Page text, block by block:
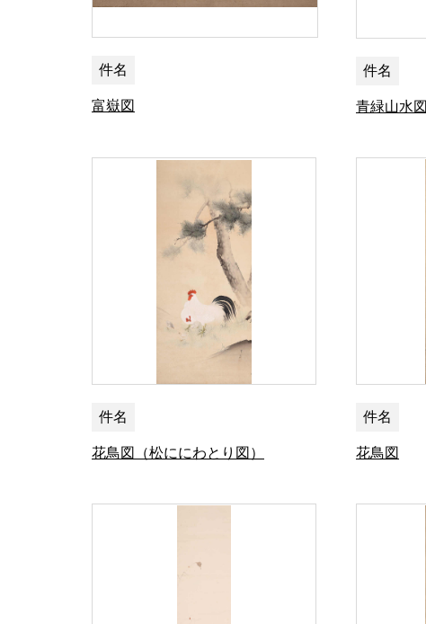
件名
富嶽図
件名
青緑山水図
件名
花鳥図（松ににわとり図）
件名
花鳥図